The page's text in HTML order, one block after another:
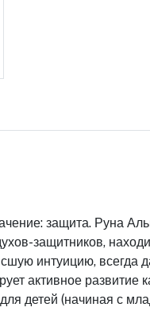
защита. Руна
защитников,
интуицию, всегда
активное развитие
детей (начиная с